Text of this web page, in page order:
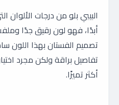
البيبي بلو من درجات الألوان
أبدًا، فهو لون رقيق جدًا
تصميم الفستان بهذا اللون
تفاصيل براقة ولكن مجرد
أكثر تميزًا.